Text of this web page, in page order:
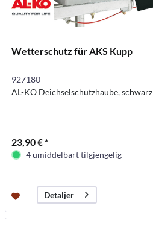
Wetterschutz für AKS Kupp
927180
AL-KO Deichselschutzhaube, schwarz
23,90 € *
4 umiddelbart tilgjengelig
Detaljer